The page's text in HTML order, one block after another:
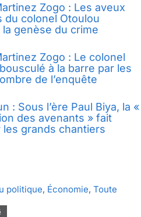
Zogo : Les aveux
du colonel Otoulou
la genèse du crime
Zogo : Le colonel
à la barre par les
de l’enquête
: Sous l’ère Paul Biya, la «
des avenants » fait
les grands chantiers
politique, Économie, Toute